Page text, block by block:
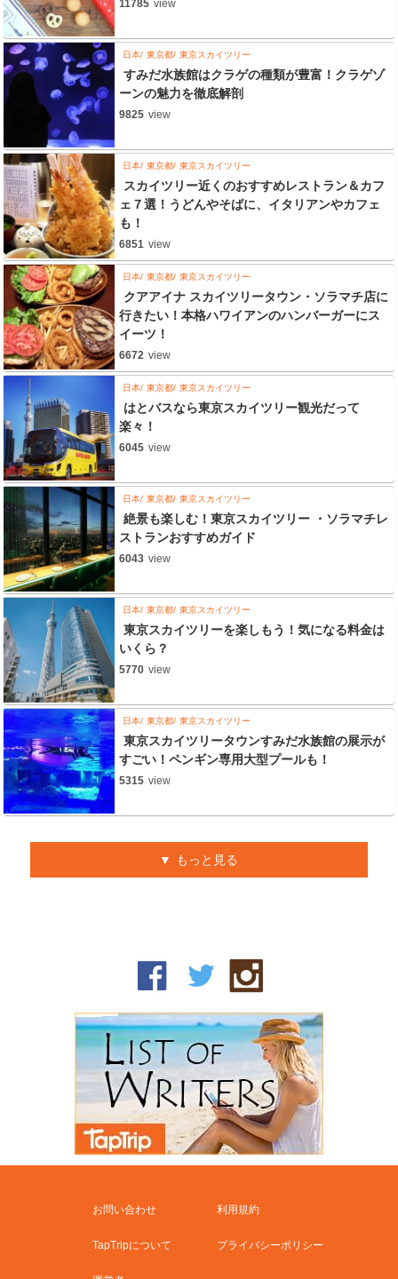
11785 view
日本 東京都 東京スカイツリー
すみだ水族館はクラゲの種類が豊富！クラゲゾ
ーンの魅力を徹底解剖
9825 view
日本 東京都 東京スカイツリー
スカイツリー近くのおすすめレストラン＆カフ
ェ７選！うどんやそばに、イタリアンやカフェ
も！
6851 view
日本 東京都 東京スカイツリー
クアアイナ スカイツリータウン・ソラマチ店に
行きたい！本格ハワイアンのハンバーガーにス
イーツ！
6672 view
日本 東京都 東京スカイツリー
はとバスなら東京スカイツリー観光だって
楽々！
6045 view
日本 東京都 東京スカイツリー
絶景も楽しむ！東京スカイツリー ・ソラマチレ
ストランおすすめガイド
6043 view
日本 東京都 東京スカイツリー
東京スカイツリーを楽しもう！気になる料金は
いくら？
5770 view
日本 東京都 東京スカイツリー
東京スカイツリータウンすみだ水族館の展示が
すごい！ペンギン専用大型プールも！
5315 view
もっと見る
お問い合わせ 利用規約
TapTripについて プライバシーポリシー